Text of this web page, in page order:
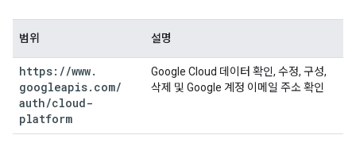
범위 설명
https: //www.
googleapis. com/
auth/cloud-
platform
Google Cloud 데이터 확인, 수정, 구성,
삭제 및 Google 계정 이메일 주소 확인